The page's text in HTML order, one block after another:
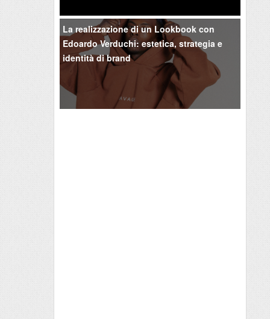
La realizzazione di un Lookbook con
Edoardo Verduchi: estetica, strategia e
identità di brand